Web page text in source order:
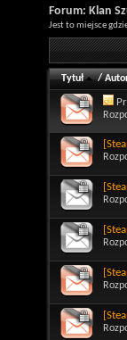
Forum: Klan
Jest to miejsce
Tytuł /